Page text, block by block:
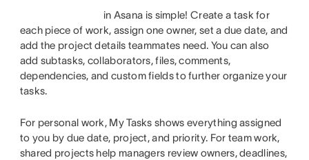
in Asana is simple! Create a task for
each piece of work, assign one owner, set a due date, and
add the project details teammates need. You can also
add subtasks, collaborators, files, comments,
dependencies, and custom fields to further organize your
tasks.
For personal work, My Tasks shows everything assigned
to you by due date, project, and priority. For team work,
shared projects help managers review owners, deadlines,